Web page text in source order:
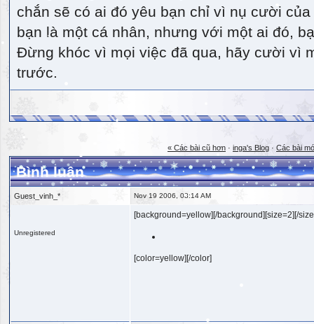
chắn sẽ có ai đó yêu bạn chỉ vì nụ cười
bạn là một cá nhân, nhưng với một ai đó,
Đừng khóc vì mọi việc đã qua, hãy cười vì
trước.
« Các bài cũ hơn · inga's Blog · Các bài
Bình luận
Guest_vinh_* Nov 19 2006, 08:14 AM
Unregistered
[background=yellow][/background][size=2][/
[color=yellow][/color]